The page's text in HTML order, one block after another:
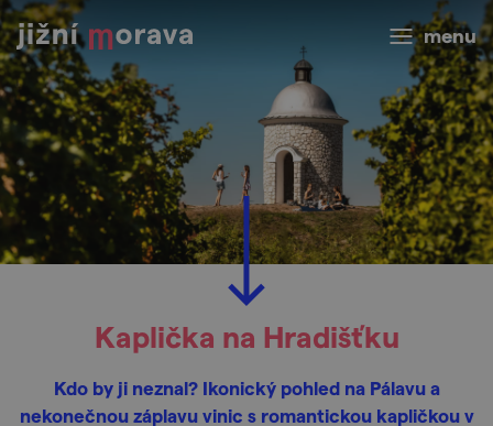
menu
Kaplička na Hradišťku
Kdo by ji neznal? Ikonický pohled na Pálavu a
nekonečnou záplavu vinic s romantickou kapličkou v